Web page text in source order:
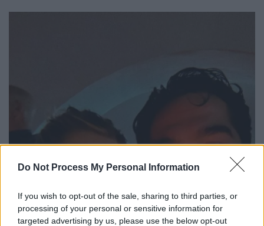
Do Not Process My Personal Information
If you wish to opt-out of the sale, sharing to third parties, or
processing of your personal or sensitive information for
targeted advertising by us, please use the below opt-out